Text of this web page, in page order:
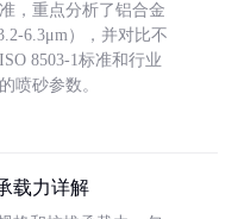
，重点分析了铝合金
6.3μm），并对比不
8503-1标准和行业
喷砂参数。
载力详解